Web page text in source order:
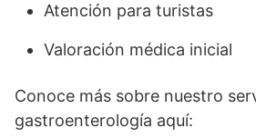
Atención para turistas
Valoración médica inicial
Conoce más sobre nuestro
gastroenterología aquí: